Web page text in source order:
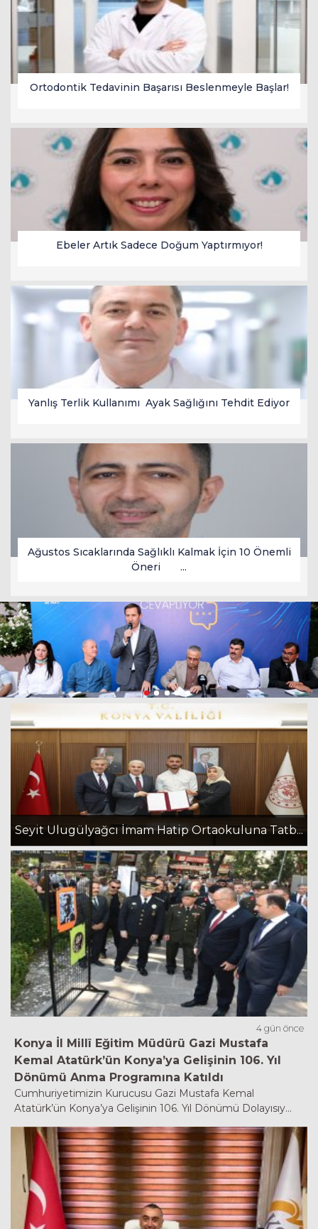
escort
havalimanı
transfer
oyna
siteleri
Ortodontik Tedavinin Başarısı Beslenmeyle Başlar!
Ebeler Artık Sadece Doğum Yaptırmıyor!
Yanlış Terlik Kullanımı Ayak Sağlığını Tehdit Ediyor
Ağustos Sıcaklarında Sağlıklı Kalmak İçin 10 Önemli
Öneri ...
Seyit Ulugülyağcı İmam Hatip Ortaokuluna Tatb...
4 gün önce
Konya İl Millî Eğitim Müdürü Gazi Mustafa
Kemal Atatürk’ün Konya’ya Gelişinin 106. Yıl
Dönümü Anma Programına Katıldı
Cumhuriyetimizin Kurucusu Gazi Mustafa Kemal
Atatürk’ün Konya’ya Gelişinin 106. Yıl Dönümü Dolayısıy...